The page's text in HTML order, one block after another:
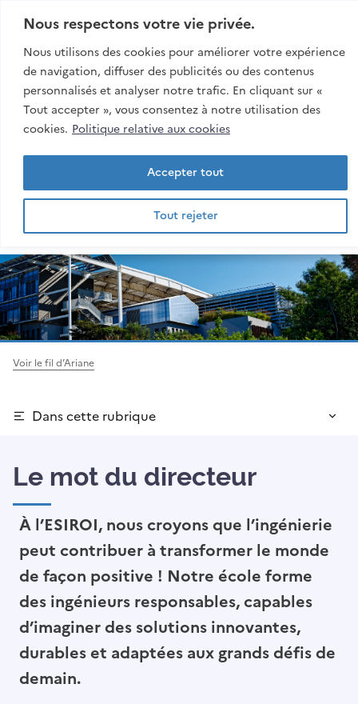
Nous respectons votre vie privée.
Nous utilisons des cookies pour améliorer votre expérience
de navigation, diffuser des publicités ou des contenus
personnalisés et analyser notre trafic. En cliquant sur «
Tout accepter », vous consentez à notre utilisation des
cookies. Politique relative aux cookies
Tout rejeter
Accepter tout
Aller:
Au contenu
Au menu
À la recherche
esiroi
Voir le fil d’Ariane
Dans cette rubrique
Le mot du directeur
À l’ESIROI, nous croyons que l’ingénierie
peut contribuer à transformer le monde
de façon positive ! Notre école forme
des ingénieurs responsables, capables
d’imaginer des solutions innovantes,
durables et adaptées aux grands défis de
demain.